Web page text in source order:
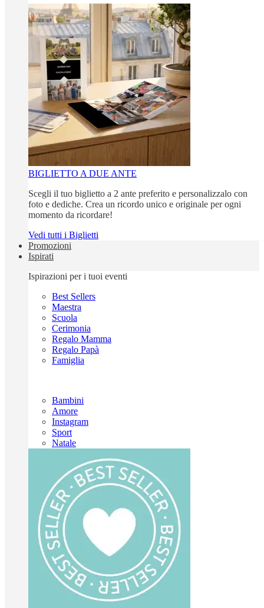
BIGLIETTO A DUE ANTE
Scegli il tuo biglietto a 2 ante preferito e personalizzalo con
foto e dediche. Crea un ricordo unico e originale per ogni
momento da ricordare!
Vedi tutti i Biglietti
Promozioni
Ispirati
Ispirazioni per i tuoi eventi
Best Sellers
Maestra
Scuola
Cerimonia
Regalo Mamma
Regalo Papà
Famiglia
Bambini
Amore
Instagram
Sport
Natale